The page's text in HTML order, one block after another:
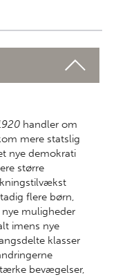
handler om
mere statslig
nye demokrati
større
flere børn,
muligheder
imens nye
klasser
bevægelser,